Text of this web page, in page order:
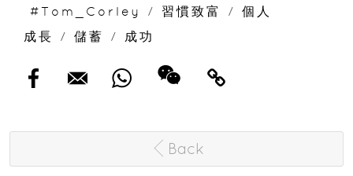
#Tom_Corley
/ 習慣致富 /
個人
成長
/ 儲蓄 / 成功
Back